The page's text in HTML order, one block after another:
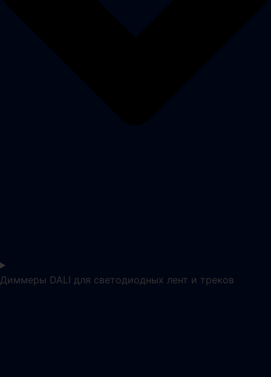
Диммеры DALI для светодиодных лент и треков